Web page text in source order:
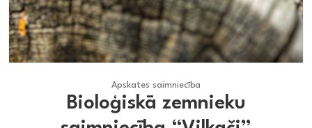
Apskates saimniecība
Bioloģiskā zemnieku